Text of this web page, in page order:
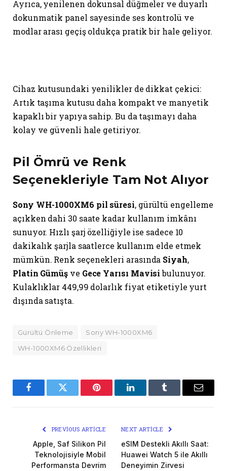
Ayrıca, yenilenen dokunsal düğmeler ve duyarlı
dokunmatik panel sayesinde ses kontrolü ve
modlar arası geçiş oldukça pratik bir hale geliyor.
Cihaz kutusundaki yenilikler de dikkat çekici:
Artık taşıma kutusu daha kompakt ve manyetik
kapaklı bir yapıya sahip. Bu da taşımayı daha
kolay ve güvenli hale getiriyor.
Pil Ömrü ve Renk
Seçenekleriyle Tam Not Alıyor
Sony WH-1000XM6 pil süresi, gürültü engelleme
açıkken dahi 30 saate kadar kullanım imkânı
sunuyor. Hızlı şarj özelliğiyle ise sadece 10
dakikalık şarjla saatlerce kullanım elde etmek
mümkün. Renk seçenekleri arasında Siyah,
Platin Gümüş ve Gece Yarısı Mavisibulunuyor.
Kulaklıklar 449,99 dolarlık fiyat etiketiyle yurt
dışında satışta.
Gürültü Önleme
Sony WH-1000XM6
WH-1000XM6 Özellikleri
FacebookTwitter Pinterest LinkedInTumblr Email
PREVIOUS ARTICLE
Apple, Saf Silikon Pil
Teknolojisiyle Mobil
Performansta Devrim
NEXT ARTICLE
eSIM Destekli Akıllı Saat:
Huawei Watch 5 ile Akıllı
Deneyimin Zirvesi